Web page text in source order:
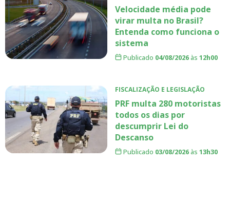
Velocidade média pode
virar multa no Brasil?
Entenda como funciona o
sistema
Publicado 04/08/2026às 12h00
FISCALIZAÇÃO E LEGISLAÇÃO
PRF multa 280 motoristas
todos os dias por
descumprir Lei do
Descanso
Publicado 03/08/2026às 13h30